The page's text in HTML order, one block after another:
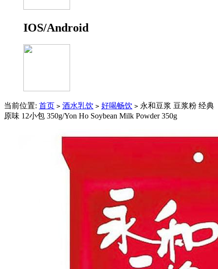
IOS/Android
当前位置: 首页 > 酒水乳饮 > 好喝畅饮 > 永和豆浆 豆浆粉 经典
原味 12小包 350g/Yon Ho Soybean Milk Powder 350g